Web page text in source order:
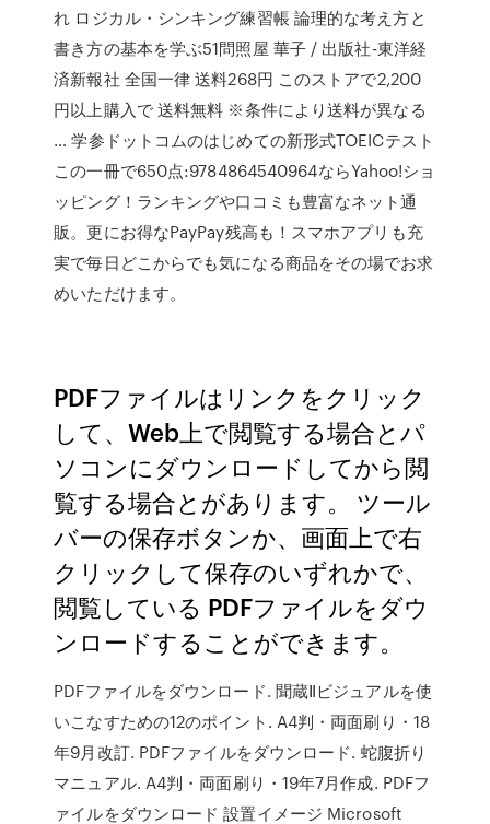
れ ロジカル・シンキング練習帳 論理的な考え方と
書き方の基本を学ぶ51問照屋 華子 / 出版社-東洋経
済新報社 全国一律 送料268円 このストアで2,200
円以上購入で 送料無料 ※条件により送料が異なる
… 学参ドットコムのはじめての新形式TOEICテスト
この一冊で650点:9784864540964ならYahoo!ショ
ッピング！ランキングや口コミも豊富なネット通
販。更にお得なPayPay残高も！スマホアプリも充
実で毎日どこからでも気になる商品をその場でお求
めいただけます。
PDFファイルはリンクをクリック
して、Web上で閲覧する場合とパ
ソコンにダウンロードしてから閲
覧する場合とがあります。 ツール
バーの保存ボタンか、画面上で右
クリックして保存のいずれかで、
閲覧している PDFファイルをダウ
ンロードすることができます。
PDFファイルをダウンロード. 聞蔵Ⅱビジュアルを使
いこなすための12のポイント. A4判・両面刷り・18
年9月改訂. PDFファイルをダウンロード. 蛇腹折り
マニュアル. A4判・両面刷り・19年7月作成. PDFフ
ァイルをダウンロード 設置イメージ Microsoft